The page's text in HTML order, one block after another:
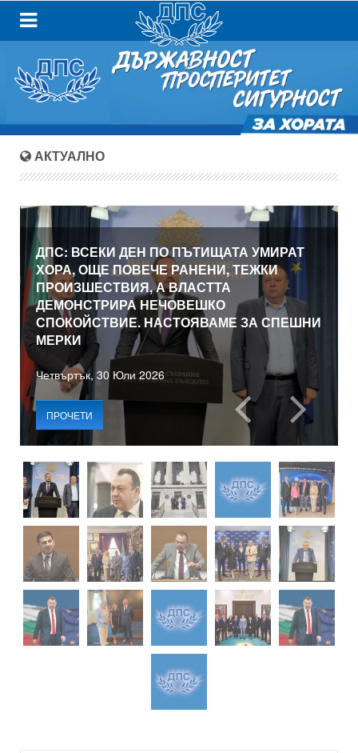
АКТУАЛНО
ДПС: ВСЕКИ ДЕН ПО ПЪТИЩАТА УМИРАТ
ХОРА, ОЩЕ ПОВЕЧЕ РАНЕНИ, ТЕЖКИ
ПРОИЗШЕСТВИЯ, А ВЛАСТТА
ДЕМОНСТРИРА НЕЧОВЕШКО
СПОКОЙСТВИЕ. НАСТОЯВАМЕ ЗА СПЕШНИ
МЕРКИ
Четвъртък, 30 Юли 2026
ПРОЧЕТИ